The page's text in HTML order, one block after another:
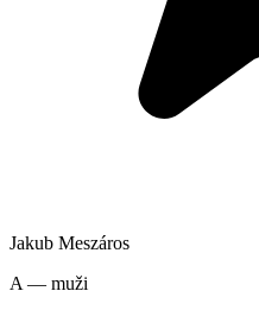
Jakub Meszáros
A — muži